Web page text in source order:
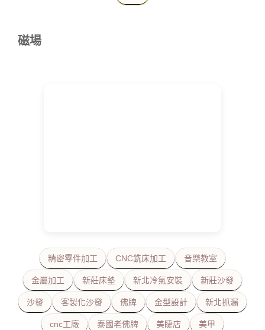
磁場
精密零件加工 CNC銑床加工 音樂教室
金屬加工 新莊床墊 新北冷氣安裝 新莊沙發
沙發 客製化沙發 佛牌 金型設計 新北抓漏
cnc工廠 泰國老佛牌 美睫店 美甲